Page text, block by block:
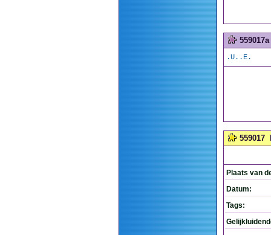
559017a
.U..E.
559017
Plaats van
Datum:
Tags: